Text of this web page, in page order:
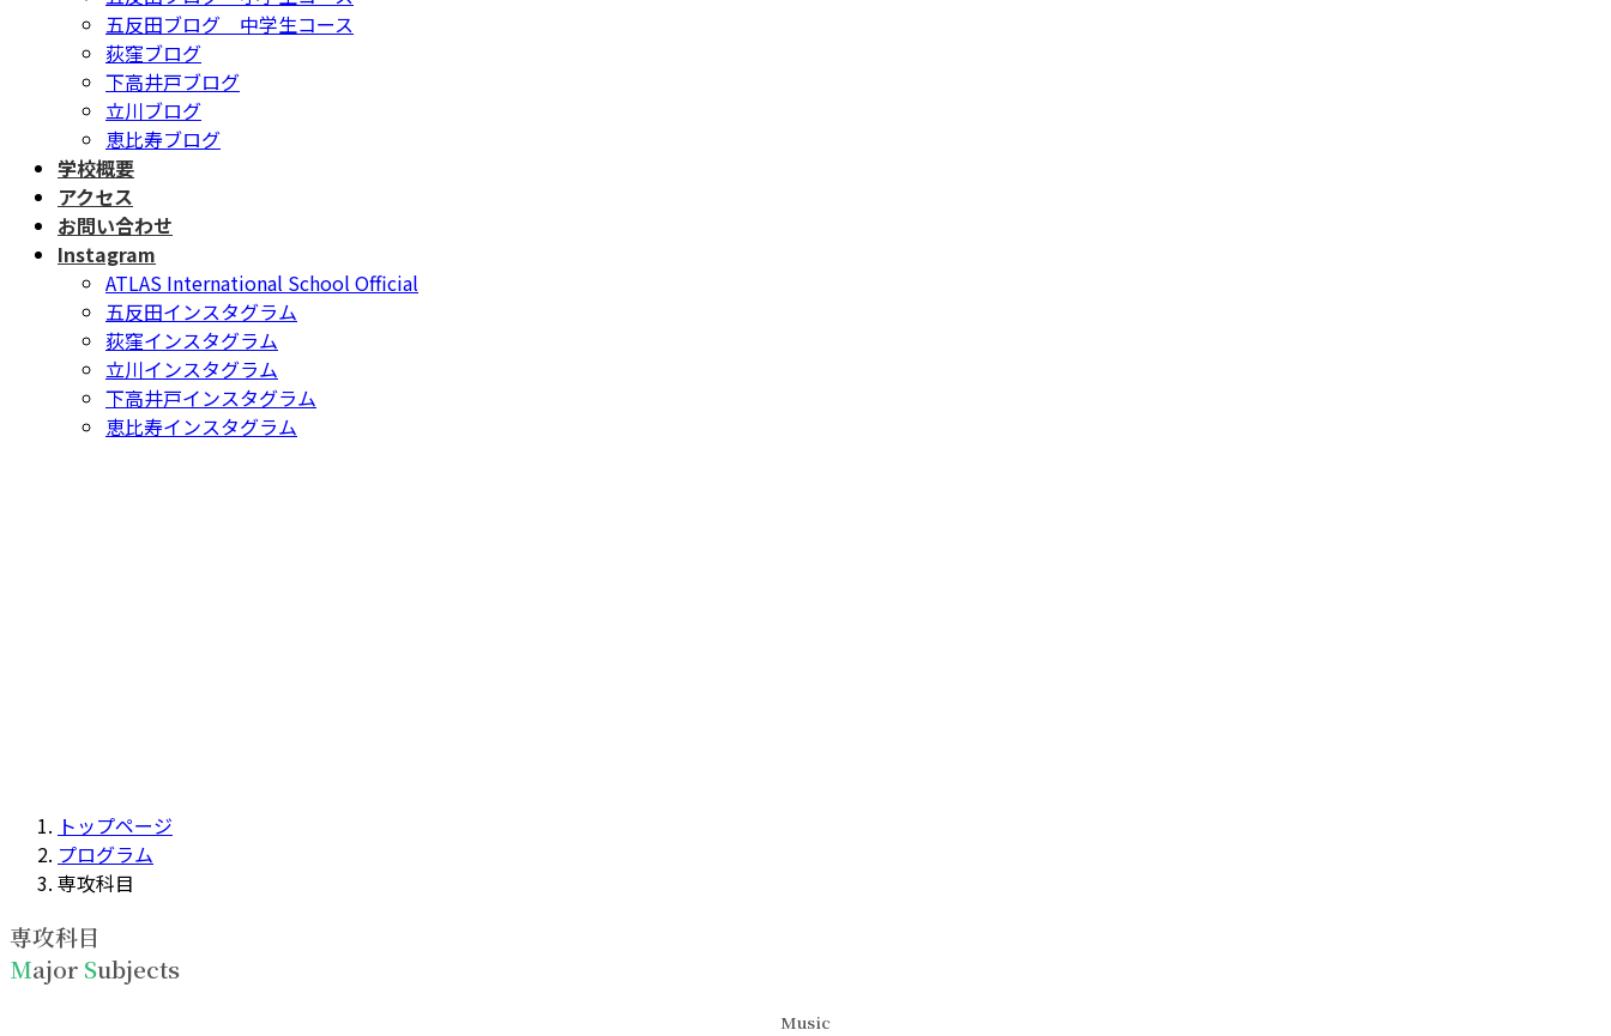
五反田ブログ 中学生コース
荻窪ブログ
下高井戸ブログ
立川ブログ
恵比寿ブログ
学校概要
アクセス
お問い合わせ
Instagram
ATLAS International School Official
五反田インスタグラム
荻窪インスタグラム
立川インスタグラム
下高井戸インスタグラム
恵比寿インスタグラム
トップページ
プログラム
専攻科目
専攻科目
Major Subjects
Music